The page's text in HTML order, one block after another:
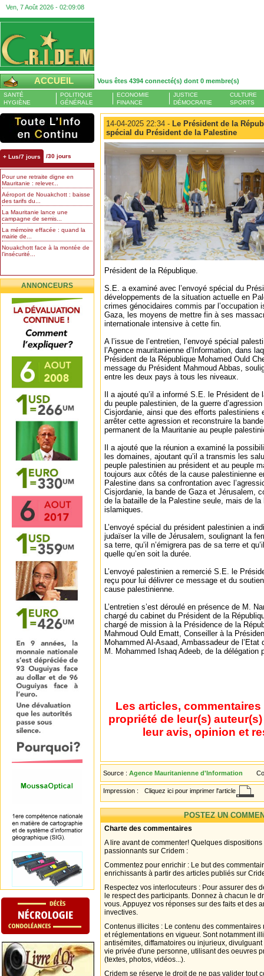
Ven, 7 Août 2026 - 02:09:08
ACCUEIL Vous êtes 4394 connecté(s) dont 0 membre(s)
SANTÉ
HYGIÈNE
POLITIQUE
GÉNÉRALE
ECONOMIE
FINANCE
JUSTICE
DÉMOCRATIE
CULTURE
SPORTS
+ Lus/7 jours /30 jours
Pour une retraite digne en
Mauritanie : relever...
Aéroport de Nouakchott : baisse
des tarifs du...
La Mauritanie lance une
campagne de semis...
La mémoire effacée : quand la
mairie de...
Nouakchott face à la montée de
l’insécurité...
ANNONCEURS
14-04-2025 22:34 - Le Président de la
spécial du Président de la Palestine
Président de la République.
S.E. a examiné avec l’envoyé spécial du
développements de la situation actuelle en
crimes génocidaires commis par l’occupation
Gaza, les moyens de mettre fin à ses
internationale intensive à cette fin.
A l’issue de l’entretien, l’envoyé spécial
l’Agence mauritanienne d’Information, dans
Président de la République Mohamed Ould
message du Président Mahmoud Abbas,
entre les deux pays à tous les niveaux.
Il a ajouté qu’il a informé S.E. le Président
du peuple palestinien, de la guerre
Cisjordanie, ainsi que des efforts palestiniens
arrêter cette agression et reconstruire la
permanent de la Mauritanie au peuple
Il a ajouté que la réunion a examiné la
les domaines, ajoutant qu’il a transmis les
peuple palestinien au président et au peuple
toujours aux côtés de la cause palestinienne
Palestine dans sa confrontation avec
Cisjordanie, la bande de Gaza et Jérusalem,
de la bataille de la Palestine seule, mais de
islamiques.
L’envoyé spécial du président palestinien a
judaïser la ville de Jérusalem, soulignant la
sa terre, qu’il n’émigrera pas de sa terre et
quelle qu’en soit la durée.
L’envoyé palestinien a remercié S.E. le
reçu pour lui délivrer ce message et du
cause palestinienne.
L’entretien s’est déroulé en présence de M.
chargé du cabinet du Président de la
chargé de mission à la Présidence de la
Mahmoud Ould Ematt, Conseiller à la
Mohammed Al-Asaad, Ambassadeur de
M. Mohammed Ishaq Adeeb, de la délégation
Les articles,
propriété de leur(s)
leur avis, opinion et
Source : Agence Mauritanienne d'Information
Impression : Cliquez ici pour imprimer l'article
POSTEZ UN
Charte des commentaires
A lire avant de commenter! Quelques
passionnants sur Cridem :
Commentez pour enrichir : Le but des
enrichissants à partir des articles publiés sur
Respectez vos interlocuteurs : Pour assurer des
le respect des participants. Donnez à chacun le
vous. Appuyez vos réponses sur des faits et des
invectives.
Contenus illicites : Le contenu des
et réglementations en vigueur. Sont notamment
antisémites, diffamatoires ou injurieux,
vie privée d'une personne, utilisant des oeuvres
(textes, photos, vidéos...).
Cridem se réserve le droit de ne pas valider tout